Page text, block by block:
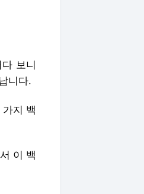
보니
니다.
지 백
이 백